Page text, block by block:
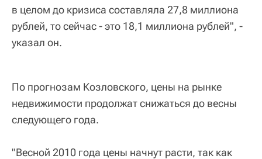
в целом до кризиса составляла 27,8 миллиона
рублей, то сейчас - это 18,1 миллиона рублей", -
указал он.
По прогнозам Козловского, цены на рынке
недвижимости продолжат снижаться до весны
следующего года.
"Весной 2010 года цены начнут расти, так как